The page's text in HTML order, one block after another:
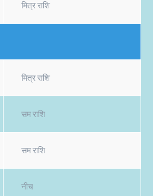
मित्र राशि
मित्र राशि
सम राशि
सम राशि
नीच